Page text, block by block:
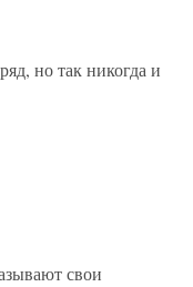
но так никогда и
свои